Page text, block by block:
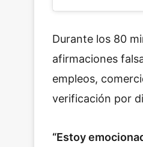
Durante los 80
afirmaciones
empleos,
verificación por
“Estoy